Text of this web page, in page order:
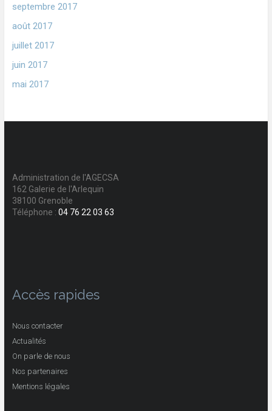
septembre 2017
août 2017
juillet 2017
juin 2017
mai 2017
Administration de l'AGECSA
162 Galerie de l'Arlequin
38100 Grenoble
Téléphone : 04 76 22 03 63
Accès rapides
Nous contacter
Actualités
On parle de nous
Nos partenaires
Mentions légales